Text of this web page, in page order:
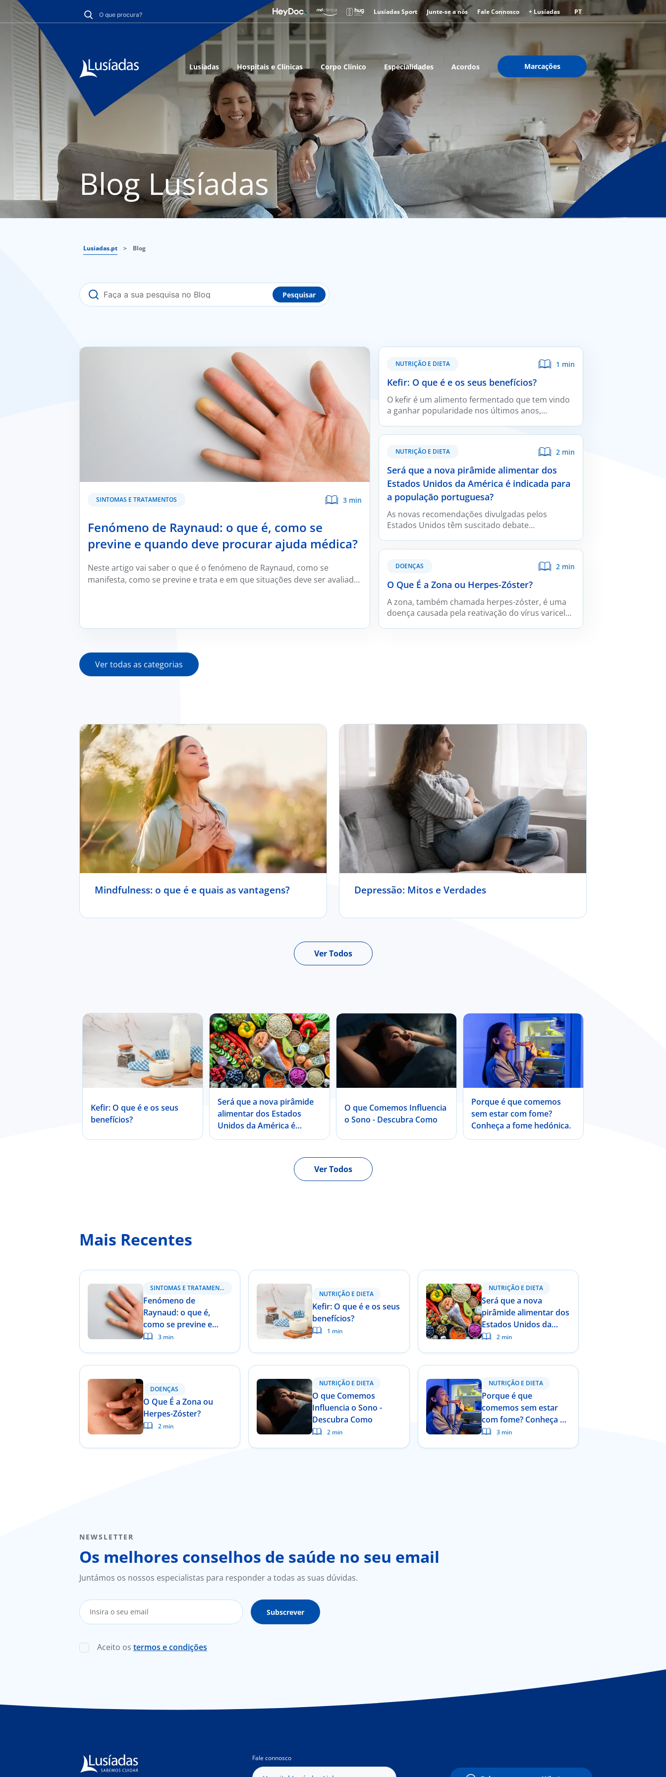
Lusíadas Sport Junte-se a nós Fale Connosco + Lusíadas PT
Lusíadas Hospitais e Clínicas Corpo Clínico Especialidades Acordos Marcações
Blog Lusíadas
Lusiadas.pt > Blog
SINTOMAS E TRATAMENTOS 3 min
Fenómeno de Raynaud: o que é, como se
previne e quando deve procurar ajuda médica?
Neste artigo vai saber o que é o fenómeno de Raynaud, como se
manifesta, como se previne e trata e em que situações deve ser avaliado
NUTRIÇÃO E DIETA 1 min
Kefir: O que é e os seus benefícios?
O kefir é um alimento fermentado que tem vindo
a ganhar popularidade nos últimos anos,
alimentos que podem contribuir para a saúde
NUTRIÇÃO E DIETA 2 min
Será que a nova pirâmide alimentar dos
Estados Unidos da América é indicada para
a população portuguesa?
As novas recomendações divulgadas pelos
Estados Unidos têm suscitado debate
alinhadas com a evidência científica mais recente,
cuja aplicabilidade fora do contexto norte
americano é limitada. Para a população
portuguesa, em particular, este modelo não
constitui a abordagem nutricional mais
adequada.
DOENÇAS 2 min
O Que É a Zona ou Herpes-Zóster?
A zona, também chamada herpes-zóster, é uma
doença causada pela reativação do vírus varicela-
Ver todas as categorias
Mindfulness: o que é e quais as vantagens? Depressão: Mitos e Verdades
Ver Todos
Kefir: O que é e os seus
benefícios?
Será que a nova pirâmide
alimentar dos Estados
Unidos da América é
indicada para a população
O que Comemos Influencia
o Sono - Descubra Como
Porque é que comemos
sem estar com fome?
Conheça a fome hedónica.
Ver Todos
Mais Recentes
SINTOMAS E TRATAMENTOS
Fenómeno de
Raynaud: o que é,
como se previne e
quando deve procurar
3 min
NUTRIÇÃO E DIETA
Kefir: O que é e os seus
benefícios?
1 min
NUTRIÇÃO E DIETA
Será que a nova
pirâmide alimentar dos
Estados Unidos da
América é indicada
2 min
DOENÇAS
O Que É a Zona ou
Herpes-Zóster?
2 min
NUTRIÇÃO E DIETA
O que Comemos
Influencia o Sono -
Descubra Como
2 min
NUTRIÇÃO E DIETA
Porque é que
comemos sem estar
com fome? Conheça a
fome hedónica.
3 min
NEWSLETTER
Os melhores conselhos de saúde no seu email
Juntámos os nossos especialistas para responder a todas as suas dúvidas.
Aceito os termos e condições
Fale connosco